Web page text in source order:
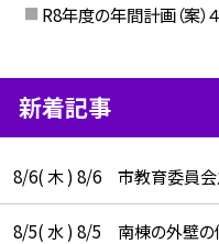
R8年度の年間計画（案）
新着記事
8/6( 木 ) 8/6 市教育委員会
8/5( 水 ) 8/5 南棟の外壁の